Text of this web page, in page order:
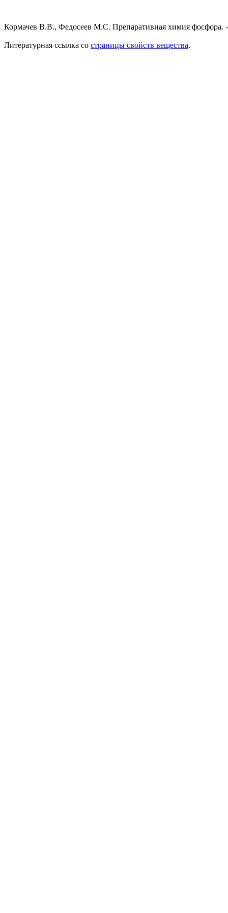
Кормачев В.В., Федосеев М.С. Препаративная химия фосфора.
Литературная ссылка со страницы свойств вещества.